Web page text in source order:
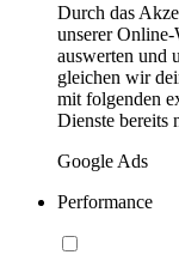
Durch das
unserer Online-
auswerten und
gleichen wir
mit folgenden
Dienste bereits
Google Ads
Performance